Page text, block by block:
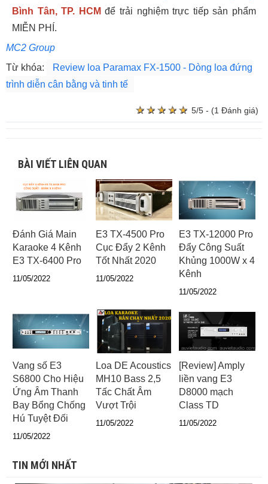
Bình Tân, TP. HCM để trải nghiệm trực tiếp sản phẩm
MIỄN PHÍ.
MC2 Group
Từ khóa:
Review loa Paramax FX-1500 - Dòng loa đứng
trình diễn cân bằng và tinh tế
★ ★ ★ ★ ★
★ ★ ★ ★ ★ 5/5 - (1 Đánh giá)
BÀI VIẾT LIÊN QUAN
Đánh Giá Main
Karaoke 4 Kênh
E3 TX-6400 Pro
11/05/2022
E3 TX-4500 Pro
Cục Đẩy 2 Kênh
Tốt Nhất 2020
11/05/2022
E3 TX-12000 Pro
Đẩy Công Suất
Khủng 1000W x 4
Kênh
11/05/2022
Vang số E3
S6800 Cho Hiệu
Ứng Âm Thanh
Bay Bổng Chống
Hú Tuyệt Đối
11/05/2022
Loa DE Acoustics
MH10 Bass 2,5
Tấc Chất Âm
Vượt Trội
11/05/2022
[Review] Amply
liền vang E3
D8000 mạch
Class TD
11/05/2022
TIN MỚI NHẤT